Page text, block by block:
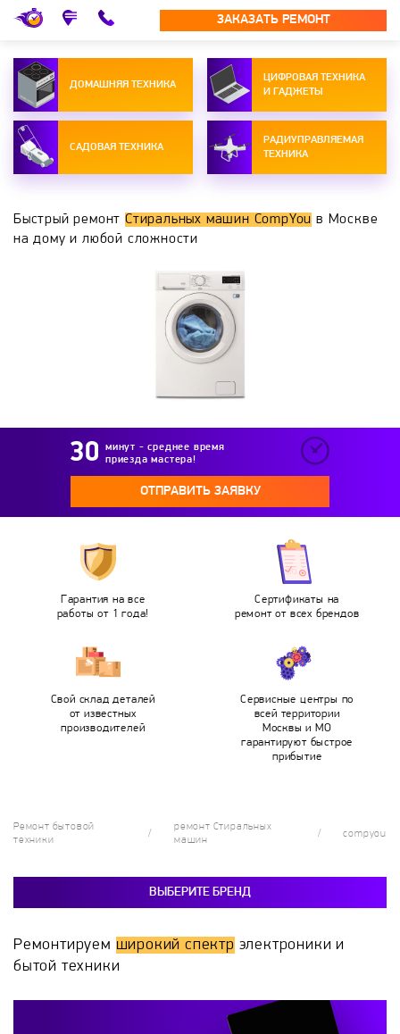
ЗАКАЗАТЬ РЕМОНТ
ДОМАШНЯЯ ТЕХНИКА
ЦИФРОВАЯ ТЕХНИКА
И ГАДЖЕТЫ
САДОВАЯ ТЕХНИКА
РАДИУПРАВЛЯЕМАЯ
ТЕХНИКА
Быстрый ремонтСтиральных машин CompYou в Москве
на дому и любой сложности
минут - среднее время
приезда мастера!
ОТПРАВИТЬ ЗАЯВКУ
Гарантия на все
работы от 1 года!
Сертификаты на
ремонт от всех брендов
Свой склад деталей
от известных
производителей
Сервисные центры по
всей территории
Москвы и МО
гарантируют быстрое
прибытие
Ремонт бытовой
техники
ремонт Стиральных
машин
compyou
ВЫБЕРИТЕ БРЕНД
Ремонтируем широкий спектр электроники и
бытой техники